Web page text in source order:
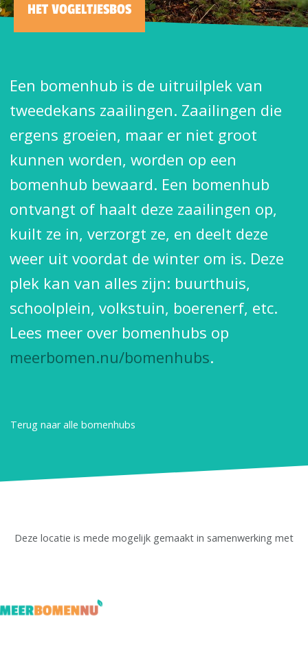
HET VOGELTJESBOS
Een bomenhub is de uitruilplek van
tweedekans zaailingen. Zaailingen die
ergens groeien, maar er niet groot
kunnen worden, worden op een
bomenhub bewaard. Een bomenhub
ontvangt of haalt deze zaailingen op,
kuilt ze in, verzorgt ze, en deelt deze
weer uit voordat de winter om is. Deze
plek kan van alles zijn: buurthuis,
schoolplein, volkstuin, boerenerf, etc.
Lees meer over bomenhubs op
meerbomen.nu/bomenhubs.
Terug naar alle bomenhubs
Deze locatie is mede mogelijk gemaakt in samenwerking met